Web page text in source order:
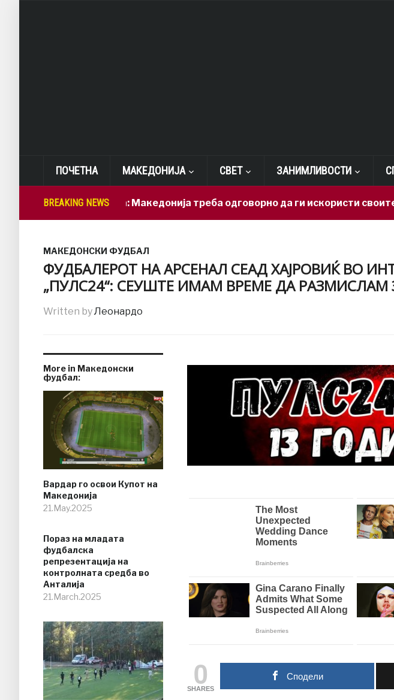
ПОЧЕТНА МАКЕДОНИЈА СВЕТ ЗАНИМЛИВОСТИ
BREAKING NEWS
Лепиткова: Македонија треба одговорно да ги искористи своите
МАКЕДОНСКИ ФУДБАЛ
ФУДБАЛЕРОТ НА АРСЕНАЛ СЕАД ХАЈРОВИЌ ВО
„ПУЛС24“: СЕУШТЕ ИМАМ ВРЕМЕ ДА РАЗМИСЛАМ
Written byЛеонардо
More in Македонски
фудбал:
Вардар го освои Купот на
Македонија
21.May.2025
Пораз на младата
фудбалска
репрезентација на
контролната средба во
Анталија
21.March.2025
0
SHARES
Сподели